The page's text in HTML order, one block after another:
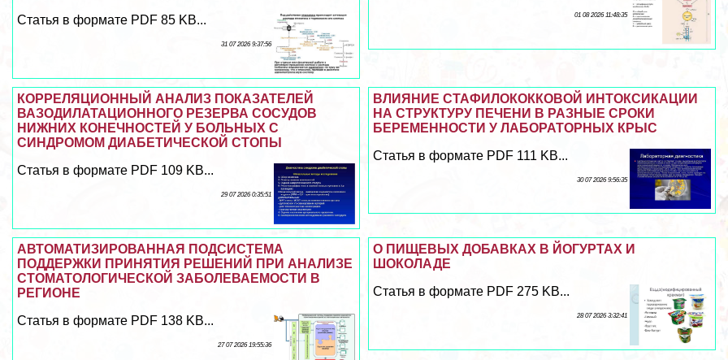
01 08 2026 11:48:35
Статья в формате PDF 85 KB...
31 07 2026 9:37:56
ВЛИЯНИЕ СТАФИЛОКОККОВОЙ ИНТОКСИКАЦИИ
НА СТРУКТУРУ ПЕЧЕНИ В РАЗНЫЕ СРОКИ
БЕРЕМЕННОСТИ У ЛАБОРАТОРНЫХ КРЫС
Статья в формате PDF 111 KB...
30 07 2026 9:56:35
КОРРЕЛЯЦИОННЫЙ АНАЛИЗ ПОКАЗАТЕЛЕЙ
ВАЗОДИЛАТАЦИОННОГО РЕЗЕРВА СОСУДОВ
НИЖНИХ КОНЕЧНОСТЕЙ У БОЛЬНЫХ С
СИНДРОМОМ ДИАБЕТИЧЕСКОЙ СТОПЫ
Статья в формате PDF 109 KB...
29 07 2026 0:35:51
О ПИЩЕВЫХ ДОБАВКАХ В ЙОГУРТАХ И
ШОКОЛАДЕ
Статья в формате PDF 275 KB...
28 07 2026 3:32:41
АВТОМАТИЗИРОВАННАЯ ПОДСИСТЕМА
ПОДДЕРЖКИ ПРИНЯТИЯ РЕШЕНИЙ ПРИ АНАЛИЗЕ
СТОМАТОЛОГИЧЕСКОЙ ЗАБОЛЕВАЕМОСТИ В
РЕГИОНЕ
Статья в формате PDF 138 KB...
27 07 2026 19:55:36